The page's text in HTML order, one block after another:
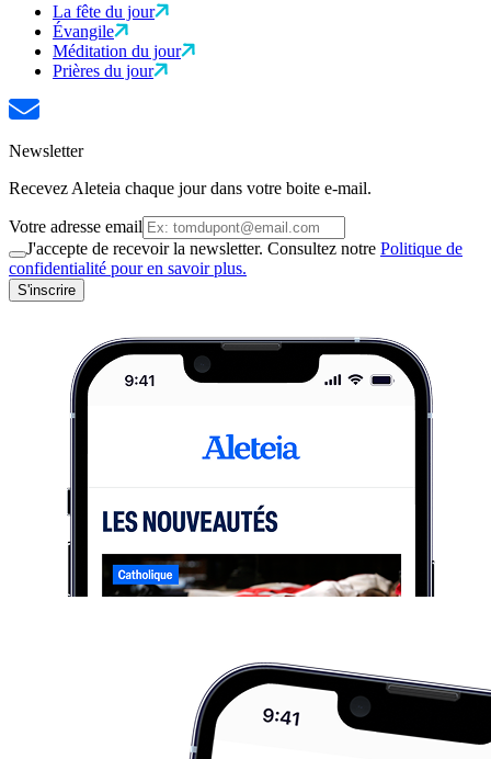
La fête du jour
Évangile
Méditation du jour
Prières du jour
Newsletter
Recevez Aleteia chaque jour dans votre boite e-mail.
Votre adresse email
J'accepte de recevoir la newsletter. Consultez notre Politique de
confidentialité pour en savoir plus.
S'inscrire